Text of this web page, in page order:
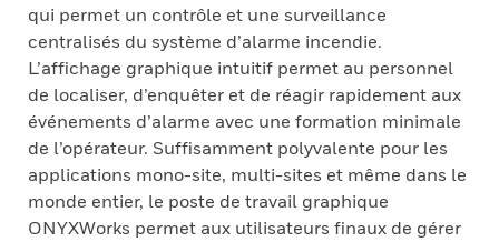
qui permet un contrôle et une surveillance
centralisés du système d’alarme incendie.
L’affichage graphique intuitif permet au personnel
de localiser, d’enquêter et de réagir rapidement aux
événements d’alarme avec une formation minimale
de l’opérateur. Suffisamment polyvalente pour les
applications mono-site, multi-sites et même dans le
monde entier, le poste de travail graphique
ONYXWorks permet aux utilisateurs finaux de gérer